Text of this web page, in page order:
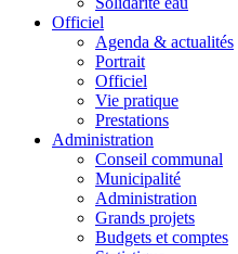
Officiel
Agenda & actualités
Portrait
Officiel
Vie pratique
Prestations
Administration
Conseil communal
Municipalité
Administration
Grands projets
Budgets et comptes